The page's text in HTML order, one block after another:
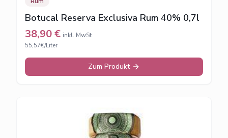
Botucal Reserva Exclusiva Rum 40% 0,7l
38,90€ inkl. MwSt
55,57€/Liter
Zum Produkt